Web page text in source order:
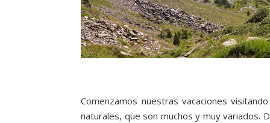
Comenzamos nuestras vacaciones
naturales, que son muchos y muy variados.